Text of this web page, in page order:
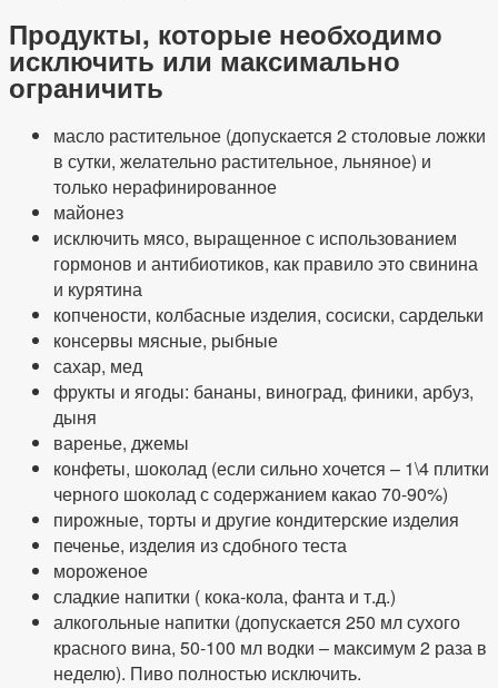
Продукты, которые необходимо
исключить или максимально
ограничить
масло растительное (допускается 2 столовые ложки
в сутки, желательно растительное, льняное) и
только нерафинированное
майонез
исключить мясо, выращенное с использованием
гормонов и антибиотиков, как правило это свинина
и курятина
копчености, колбасные изделия, сосиски, сардельки
консервы мясные, рыбные
сахар, мед
фрукты и ягоды: бананы, виноград, финики, арбуз,
дыня
варенье, джемы
конфеты, шоколад (если сильно хочется – 1\4 плитки
черного шоколад с содержанием какао 70-90%)
пирожные, торты и другие кондитерские изделия
печенье, изделия из сдобного теста
мороженое
сладкие напитки ( кока-кола, фанта и т.д.)
алкогольные напитки (допускается 250 мл сухого
красного вина, 50-100 мл водки – максимум 2 раза в
неделю). Пиво полностью исключить.